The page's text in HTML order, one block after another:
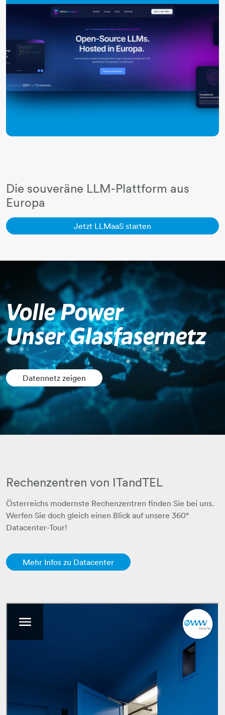
Die souveräne LLM-Plattform aus
Europa
Jetzt LLMaaS starten Jetzt LLMaaS
Volle Power
Unser Glasfasernetz
Datennetz zeigen
Rechenzentren von ITandTEL
Österreichs modernste Rechenzentren finden ​​​​​​​Sie bei uns.
​​​​​​​Werfen Sie doch gleich einen Blick auf unsere 360°
Datacenter-Tour!
Mehr Infos zu Datacenter​​​​